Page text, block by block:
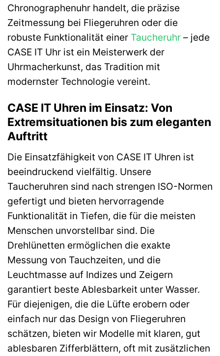
Chronographenuhr handelt, die präzise
Zeitmessung bei Fliegeruhren oder die
robuste Funktionalität einer Taucheruhr – jede
CASE IT Uhr ist ein Meisterwerk der
Uhrmacherkunst, das Tradition mit
modernster Technologie vereint.
CASE IT Uhren im Einsatz: Von
Extremsituationen bis zum eleganten
Auftritt
Die Einsatzfähigkeit von CASE IT Uhren ist
beeindruckend vielfältig. Unsere
Taucheruhren sind nach strengen ISO-Normen
gefertigt und bieten hervorragende
Funktionalität in Tiefen, die für die meisten
Menschen unvorstellbar sind. Die
Drehlünetten ermöglichen die exakte
Messung von Tauchzeiten, und die
Leuchtmasse auf Indizes und Zeigern
garantiert beste Ablesbarkeit unter Wasser.
Für diejenigen, die die Lüfte erobern oder
einfach nur das Design von Fliegeruhren
schätzen, bieten wir Modelle mit klaren, gut
ablesbaren Zifferblättern, oft mit zusätzlichen